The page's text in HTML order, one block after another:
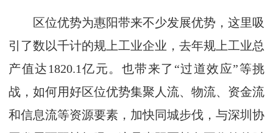
区位优势为惠阳带来不少发展优势，这里吸
引了数以千计的规上工业企业，去年规上工业总
产值达1820.1亿元。也带来了“过道效应”等挑
战，如何用好区位优势集聚人流、物流、资金流
和信息流等资源要素，加快同城步伐，与深圳协